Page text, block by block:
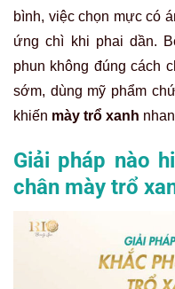
bình, việc chọn mực có
ứng chì khi phai dần.
phun không đúng cách
sớm, dùng mỹ phẩm
khiến mày trổ xanh
Giải pháp nào
chân mày trổ